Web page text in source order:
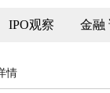
IPO观察 金融
情